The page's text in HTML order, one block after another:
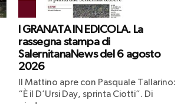
I GRANATA IN EDICOLA. La
rassegna stampa di
SalernitanaNews del 6 agosto
2026
Il Mattino apre con Pasquale Tallarino:
“È il D’Ursi Day, sprinta Ciotti”. Di